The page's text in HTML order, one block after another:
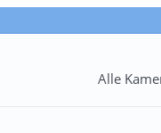
Alle